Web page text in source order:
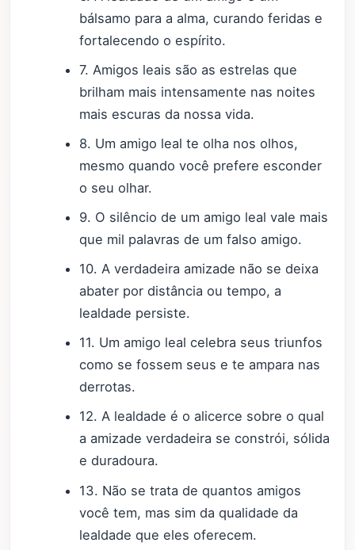
bálsamo para a alma, curando feridas e
fortalecendo o espírito.
7. Amigos leais são as estrelas que
brilham mais intensamente nas noites
mais escuras da nossa vida.
8. Um amigo leal te olha nos olhos,
mesmo quando você prefere esconder
o seu olhar.
9. O silêncio de um amigo leal vale mais
que mil palavras de um falso amigo.
10. A verdadeira amizade não se deixa
abater por distância ou tempo, a
lealdade persiste.
11. Um amigo leal celebra seus triunfos
como se fossem seus e te ampara nas
derrotas.
12. A lealdade é o alicerce sobre o qual
a amizade verdadeira se constrói, sólida
e duradoura.
13. Não se trata de quantos amigos
você tem, mas sim da qualidade da
lealdade que eles oferecem.